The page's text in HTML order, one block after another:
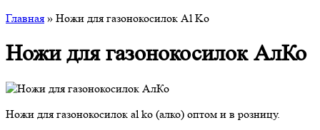
Главная » Ножи для газонокосилок Al Ko
Ножи для газонокосилок АлКо
Ножи для газонокосилок al ko (алко) оптом и в розницу.